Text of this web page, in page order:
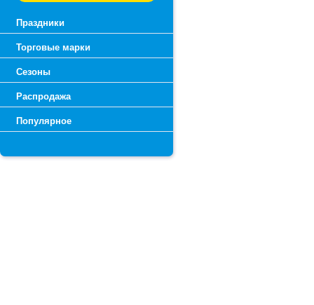
Праздники
Торговые марки
Сезоны
Распродажа
Популярное